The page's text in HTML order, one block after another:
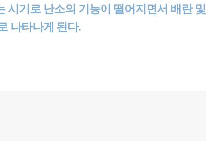
시기로 난소의 기능이 떨어지면서 배란
나타나게 된다.